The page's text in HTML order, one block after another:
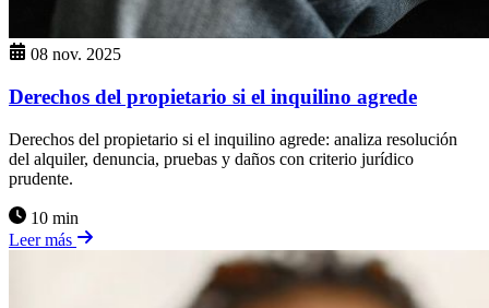
08 nov. 2025
Derechos del propietario si el inquilino agrede
Derechos del propietario si el inquilino agrede: analiza resolución
del alquiler, denuncia, pruebas y daños con criterio jurídico
prudente.
10 min
Leer más